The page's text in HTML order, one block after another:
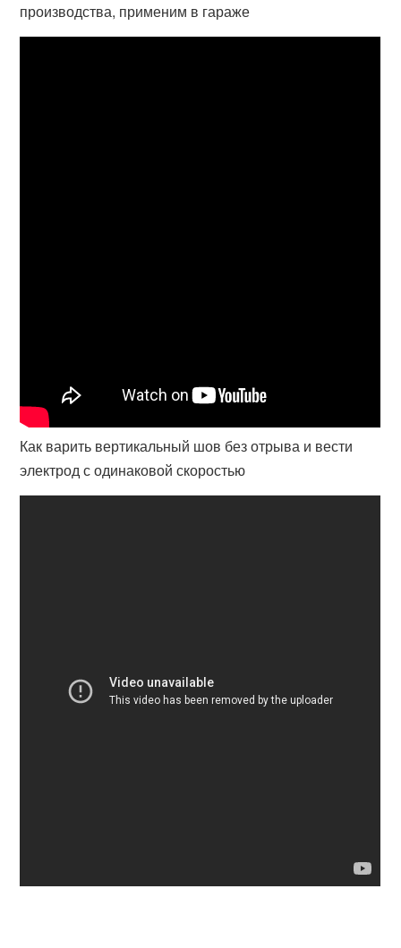
производства, применим в гараже
Как варить вертикальный шов без отрыва и вести
электрод с одинаковой скоростью